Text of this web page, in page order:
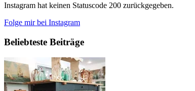
Instagram hat keinen Statuscode 200 zurückgegeben.
Folge mir bei Instagram
Beliebteste Beiträge